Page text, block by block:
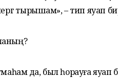
тырышам», – тип яуап
да, был һорауға яуап